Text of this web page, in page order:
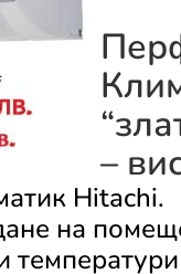
–
Hitachi.
на